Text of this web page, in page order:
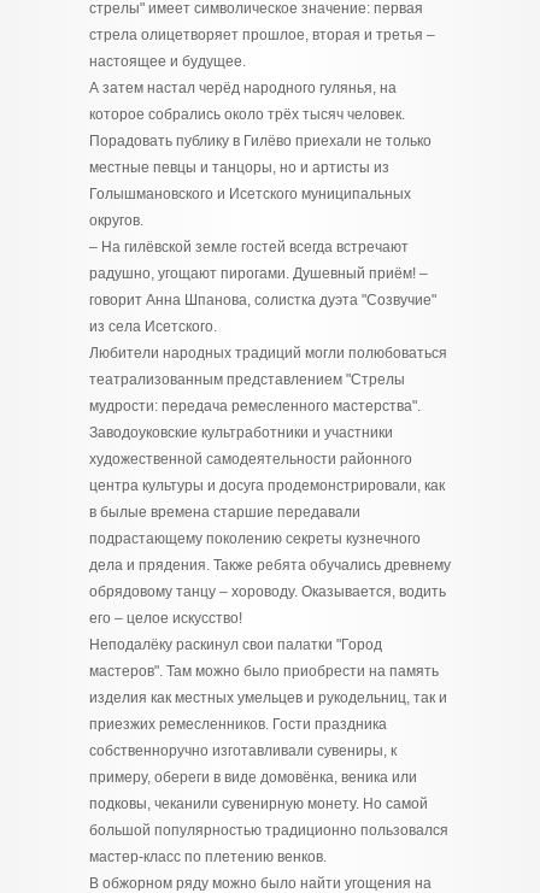
стрелы" имеет символическое значение: первая
стрела олицетворяет прошлое, вторая и третья –
настоящее и будущее.
А затем настал черёд народного гулянья, на
которое собрались около трёх тысяч человек.
Порадовать публику в Гилёво приехали не только
местные певцы и танцоры, но и артисты из
Голышмановского и Исетского муниципальных
округов.
– На гилёвской земле гостей всегда встречают
радушно, угощают пирогами. Душевный приём! –
говорит Анна Шпанова, солистка дуэта "Созвучие"
из села Исетского.
Любители народных традиций могли полюбоваться
театрализованным представлением "Стрелы
мудрости: передача ремесленного мастерства".
Заводоуковские культработники и участники
художественной самодеятельности районного
центра культуры и досуга продемонстрировали, как
в былые времена старшие передавали
подрастающему поколению секреты кузнечного
дела и прядения. Также ребята обучались древнему
обрядовому танцу – хороводу. Оказывается, водить
его – целое искусство!
Неподалёку раскинул свои палатки "Город
мастеров". Там можно было приобрести на память
изделия как местных умельцев и рукодельниц, так и
приезжих ремесленников. Гости праздника
собственноручно изготавливали сувениры, к
примеру, обереги в виде домовёнка, веника или
подковы, чеканили сувенирную монету. Но самой
большой популярностью традиционно пользовался
мастер-класс по плетению венков.
В обжорном ряду можно было найти угощения на